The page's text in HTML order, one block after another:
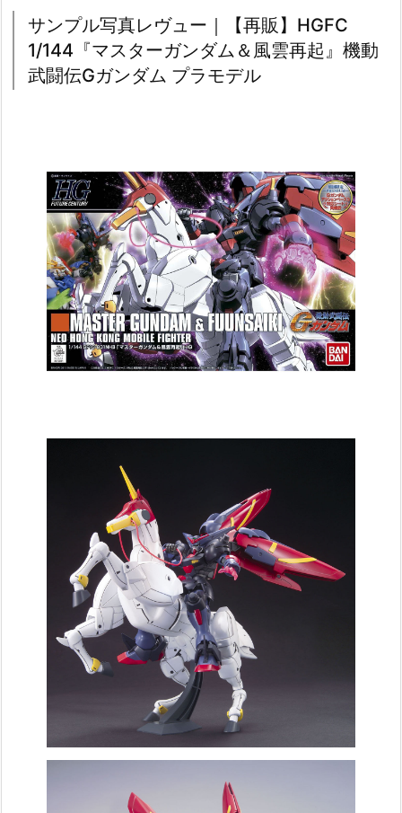
サンプル写真レヴュー｜【再販】HGFC
1/144『マスターガンダム＆風雲再起』機動
武闘伝Gガンダム プラモデル